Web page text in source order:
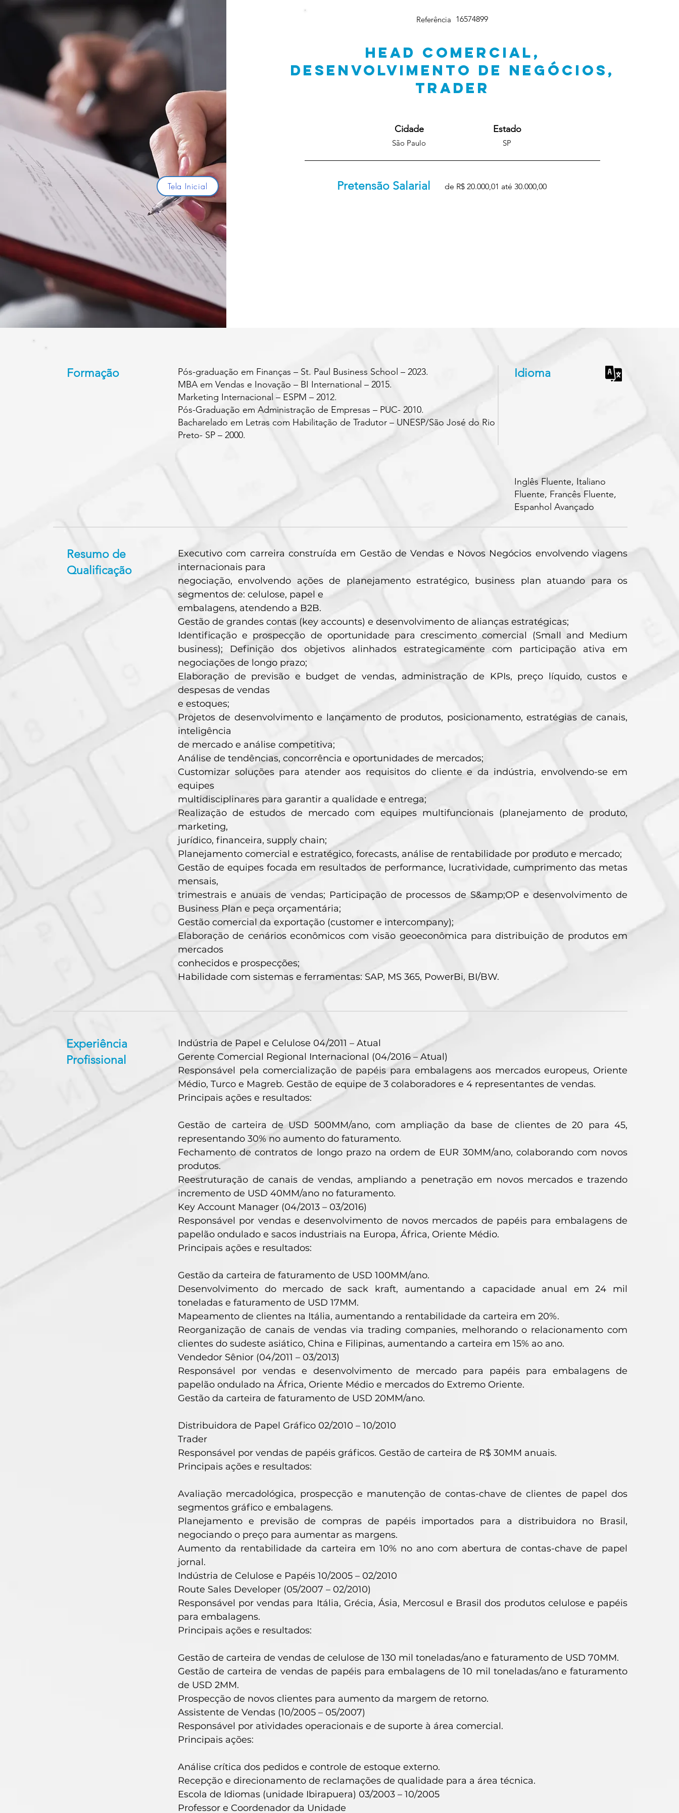
Tela Inicial
Referência 16574899
HEAD COMERCIAL,
DESENVOLVIMENTO DE NEGÓCIOS,
TRADER
São Paulo
Cidade Estado
SP
Pretensão Salarial de R$ 20.000,01 até 30.000,00
Formação
Pós-graduação em Finanças – St. Paul Business School – 2023.
MBA em Vendas e Inovação – BI International – 2015.
Marketing Internacional – ESPM – 2012.
Pós-Graduação em Administração de Empresas – PUC- 2010.
Bacharelado em Letras com Habilitação de Tradutor – UNESP/São José do Rio
Preto- SP – 2000.
Idioma
Inglês Fluente, Italiano
Fluente, Francês Fluente,
Espanhol Avançado
Resumo de
Qualificação
Executivo com carreira construída em Gestão de Vendas e Novos Negócios envolvendo viagens
internacionais para
negociação, envolvendo ações de planejamento estratégico, business plan atuando para os
segmentos de: celulose, papel e
embalagens, atendendo a B2B.
Gestão de grandes contas (key accounts) e desenvolvimento de alianças estratégicas;
Identificação e prospecção de oportunidade para crescimento comercial (Small and Medium
business); Definição dos objetivos alinhados estrategicamente com participação ativa em
negociações de longo prazo;
Elaboração de previsão e budget de vendas, administração de KPIs, preço líquido, custos e
despesas de vendas
e estoques;
Projetos de desenvolvimento e lançamento de produtos, posicionamento, estratégias de canais,
inteligência
de mercado e análise competitiva;
Análise de tendências, concorrência e oportunidades de mercados;
Customizar soluções para atender aos requisitos do cliente e da indústria, envolvendo-se em
equipes
multidisciplinares para garantir a qualidade e entrega;
Realização de estudos de mercado com equipes multifuncionais (planejamento de produto,
marketing,
jurídico, financeira, supply chain;
Planejamento comercial e estratégico, forecasts, análise de rentabilidade por produto e mercado;
Gestão de equipes focada em resultados de performance, lucratividade, cumprimento das metas
mensais,
trimestrais e anuais de vendas; Participação de processos de S&amp;OP e desenvolvimento de
Business Plan e peça orçamentária;
Gestão comercial da exportação (customer e intercompany);
Elaboração de cenários econômicos com visão geoeconômica para distribuição de produtos em
mercados
conhecidos e prospecções;
Habilidade com sistemas e ferramentas: SAP, MS 365, PowerBi, BI/BW.
Experiência
Profissional
Indústria de Papel e Celulose 04/2011 – Atual
Gerente Comercial Regional Internacional (04/2016 – Atual)
Responsável pela comercialização de papéis para embalagens aos mercados europeus, Oriente
Médio, Turco e Magreb. Gestão de equipe de 3 colaboradores e 4 representantes de vendas.
Principais ações e resultados:
Gestão de carteira de USD 500MM/ano, com ampliação da base de clientes de 20 para 45,
representando 30% no aumento do faturamento.
Fechamento de contratos de longo prazo na ordem de EUR 30MM/ano, colaborando com novos
produtos.
Reestruturação de canais de vendas, ampliando a penetração em novos mercados e trazendo
incremento de USD 40MM/ano no faturamento.
Key Account Manager (04/2013 – 03/2016)
Responsável por vendas e desenvolvimento de novos mercados de papéis para embalagens de
papelão ondulado e sacos industriais na Europa, África, Oriente Médio.
Principais ações e resultados:
Gestão da carteira de faturamento de USD 100MM/ano.
Desenvolvimento do mercado de sack kraft, aumentando a capacidade anual em 24 mil
toneladas e faturamento de USD 17MM.
Mapeamento de clientes na Itália, aumentando a rentabilidade da carteira em 20%.
Reorganização de canais de vendas via trading companies, melhorando o relacionamento com
clientes do sudeste asiático, China e Filipinas, aumentando a carteira em 15% ao ano.
Vendedor Sênior (04/2011 – 03/2013)
Responsável por vendas e desenvolvimento de mercado para papéis para embalagens de
papelão ondulado na África, Oriente Médio e mercados do Extremo Oriente.
Gestão da carteira de faturamento de USD 20MM/ano.
Distribuidora de Papel Gráfico 02/2010 – 10/2010
Trader
Responsável por vendas de papéis gráficos. Gestão de carteira de R$ 30MM anuais.
Principais ações e resultados:
Avaliação mercadológica, prospecção e manutenção de contas-chave de clientes de papel dos
segmentos gráfico e embalagens.
Planejamento e previsão de compras de papéis importados para a distribuidora no Brasil,
negociando o preço para aumentar as margens.
Aumento da rentabilidade da carteira em 10% no ano com abertura de contas-chave de papel
jornal.
Indústria de Celulose e Papéis 10/2005 – 02/2010
Route Sales Developer (05/2007 – 02/2010)
Responsável por vendas para Itália, Grécia, Ásia, Mercosul e Brasil dos produtos celulose e papéis
para embalagens.
Principais ações e resultados:
Gestão de carteira de vendas de celulose de 130 mil toneladas/ano e faturamento de USD 70MM.
Gestão de carteira de vendas de papéis para embalagens de 10 mil toneladas/ano e faturamento
de USD 2MM.
Prospecção de novos clientes para aumento da margem de retorno.
Assistente de Vendas (10/2005 – 05/2007)
Responsável por atividades operacionais e de suporte à área comercial.
Principais ações:
Análise crítica dos pedidos e controle de estoque externo.
Recepção e direcionamento de reclamações de qualidade para a área técnica.
Escola de Idiomas (unidade Ibirapuera) 03/2003 – 10/2005
Professor e Coordenador da Unidade